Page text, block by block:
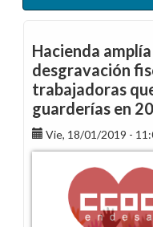
Hacienda
desgravación
trabajadoras
guarderías en
Vie, 18/01/2019 -